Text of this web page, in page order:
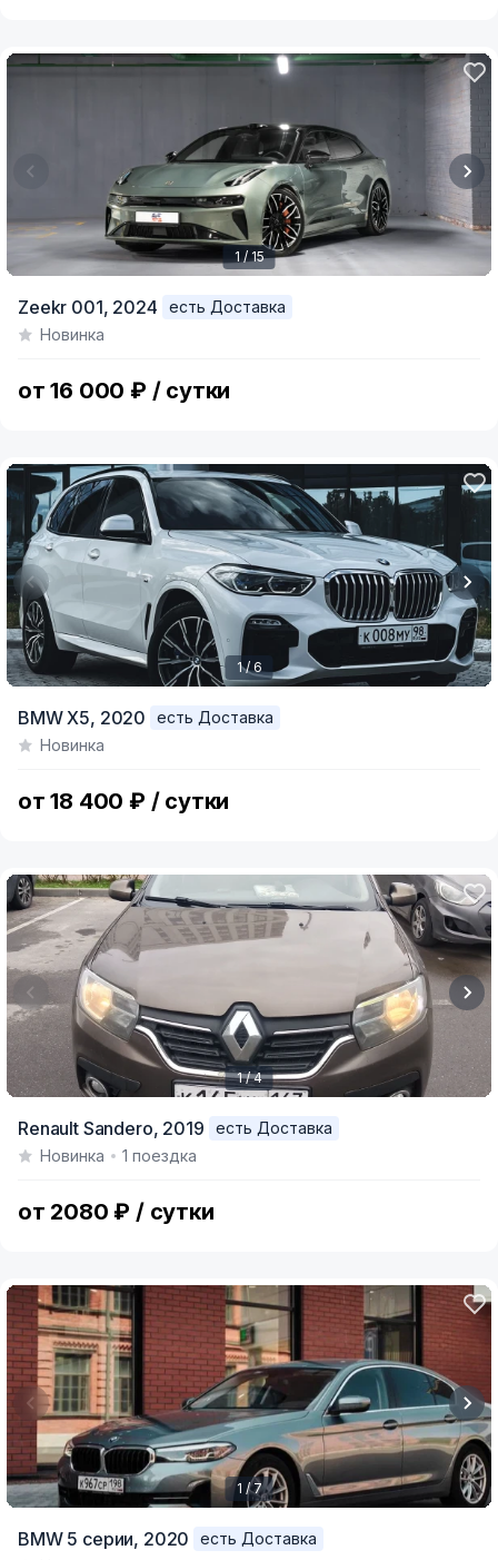
of
1 / 15
Zeekr 001, 2024
есть Доставка
Новинка
от 16 000 ₽ / сутки
of
1 / 6
BMW X5, 2020
есть Доставка
Новинка
от 18 400 ₽ / сутки
of
1 / 4
Renault Sandero, 2019
есть Доставка
Новинка
1 поездка
от 2080 ₽ / сутки
1 / 7
BMW 5 серии, 2020
есть Доставка